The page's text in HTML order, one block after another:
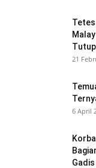
21
6 April